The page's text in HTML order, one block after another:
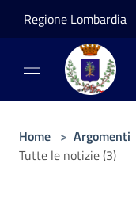
Regione Lombardia
Home > Argomenti
Tutte le notizie (3)